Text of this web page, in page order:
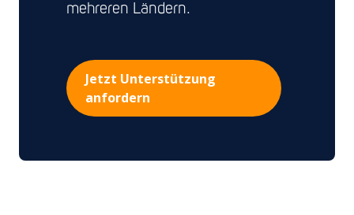
mehreren Ländern.
Jetzt Unterstützung
anfordern